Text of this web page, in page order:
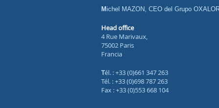
iMichel MAZON, CEO del Grupo
Head office
4 Rue Marivaux,
75002 Paris
Francia
Tél. : +33 (0)661 347 263
Tél. : +33 (0)698 787 263
Fax : +33 (0)553 668 104